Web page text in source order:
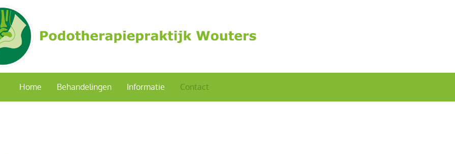
Home Behandelingen Informatie Contact